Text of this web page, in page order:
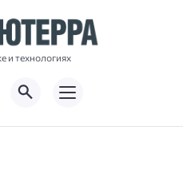
и технологиях